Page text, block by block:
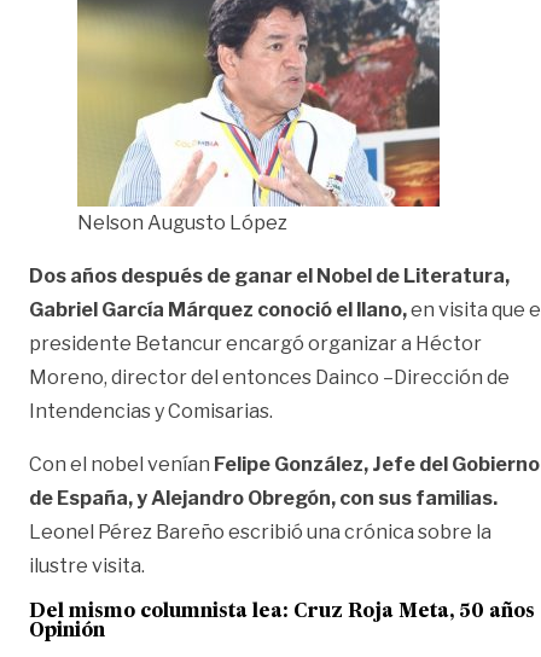
Nelson Augusto López
Dos años después de ganar el Nobel de Literatura,
Gabriel García Márquez conoció el llano,en visita que
presidente Betancur encargó organizar a Héctor
Moreno, director del entonces Dainco –Dirección de
Intendencias y Comisarias.
Con el nobel venían Felipe González, Jefe del Gobierno
de España, y Alejandro Obregón, con sus familias.
Leonel Pérez Bareño escribió una crónica sobre la
ilustre visita.
Del mismo columnista lea: Cruz Roja Meta, 50 años
Opinión